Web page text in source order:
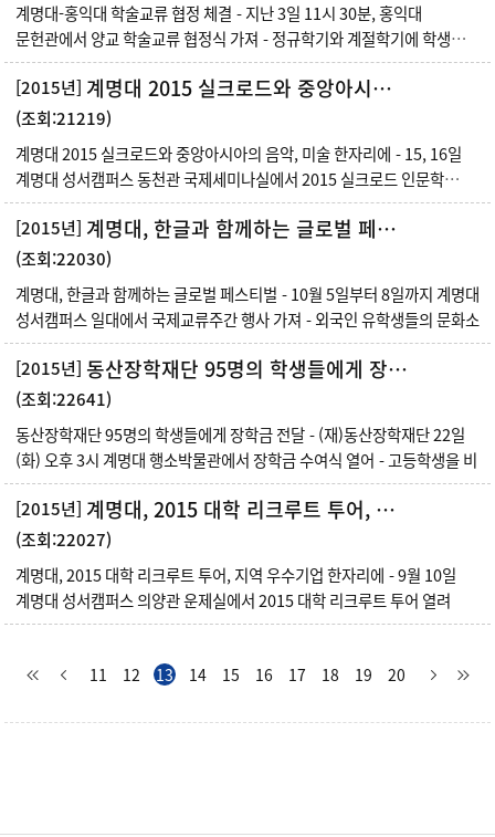
계명대-홍익대 학술교류 협정 체결 - 지난 3일 11시 30분, 홍익대
문헌관에서 양교 학술교류 협정식 가져 - 정규학기와 계절학기에 학생
교류 및
[2015년]
계명대 2015 실크로드와 중앙아시아의 음악, 미술 한자리에
(조회:21219)
계명대 2015 실크로드와 중앙아시아의 음악, 미술 한자리에 - 15, 16일
계명대 성서캠퍼스 동천관 국제세미나실에서 2015 실크로드 인문학
국제학술 회의 열어
[2015년]
계명대, 한글과 함께하는 글로벌 페스티벌
(조회:22030)
계명대, 한글과 함께하는 글로벌 페스티벌 - 10월 5일부터 8일까지 계명대
성서캠퍼스 일대에서 국제교류주간 행사 가져 - 외국인 유학생들의 문화소
[2015년] 동산장학재단 95명의 학생들에게 장학금 전달
(조회:22641)
동산장학재단 95명의 학생들에게 장학금 전달 - (재)동산장학재단 22일
(화) 오후 3시 계명대 행소박물관에서 장학금 수여식 열어 - 고등학생을 비
[2015년] 계명대, 2015 대학 리크루트 투어, 지역 우수기업 한자리에
(조회:22027)
계명대, 2015 대학 리크루트 투어, 지역 우수기업 한자리에 - 9월 10일
계명대 성서캠퍼스 의양관 운제실에서 2015 대학 리크루트 투어 열려
11 12 13 14 15 16 17 18 19 20